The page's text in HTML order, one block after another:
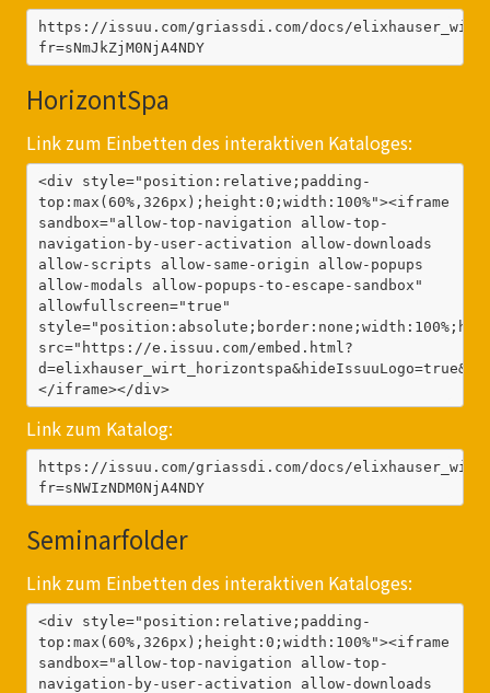
https://issuu.com/griassdi.com/docs/
fr=sNmJkZjM0NjA4NDY
HorizontSpa
Link zum Einbetten des interaktiven Kataloges:
<div style="position:relative;padding-
top:max(60%,326px);height:0;width:100%"><iframe
sandbox="allow-top-navigation allow-top-
navigation-by-user-activation allow-downloads
allow-scripts allow-same-origin allow-popups
allow-modals allow-popups-to-escape-sandbox"
allowfullscreen="true"
src="https://e.issuu.com/embed.html?
</iframe></div>
Link zum Katalog:
https://issuu.com/griassdi.com/docs/
fr=sNWIzNDM0NjA4NDY
Seminarfolder
Link zum Einbetten des interaktiven Kataloges:
<div style="position:relative;padding-
top:max(60%,326px);height:0;width:100%"><iframe
sandbox="allow-top-navigation allow-top-
navigation-by-user-activation allow-downloads